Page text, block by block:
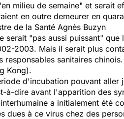
en milieu de semaine" et serait
en outre demeurer en
de la Santé Agnès Buzyn
serait "pas aussi puissant" que
2003. Mais il serait plus
responsables sanitaires
Kong).
d'incubation pouvant
à-dire avant l'apparition des
a initialement été
dues à ce virus chez des